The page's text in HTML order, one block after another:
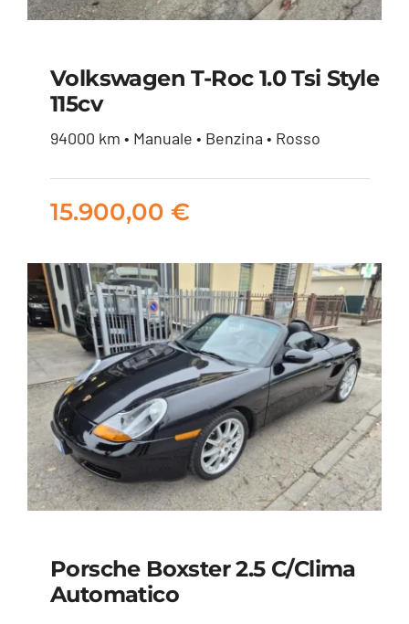
Volkswagen T-Roc 1.0
15.900,00
Volkswagen T-Roc 1.0 Tsi Style
115cv
94000 km • Manuale • Benzina • Rosso
15.900,00 €
Porsche Boxster 2.5 C/clima
Automatico